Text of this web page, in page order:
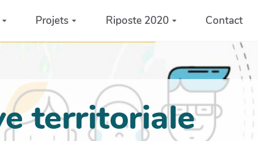
Projets Riposte 2020 Contact
territoriale